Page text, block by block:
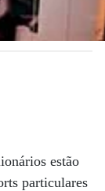
estão
particulares